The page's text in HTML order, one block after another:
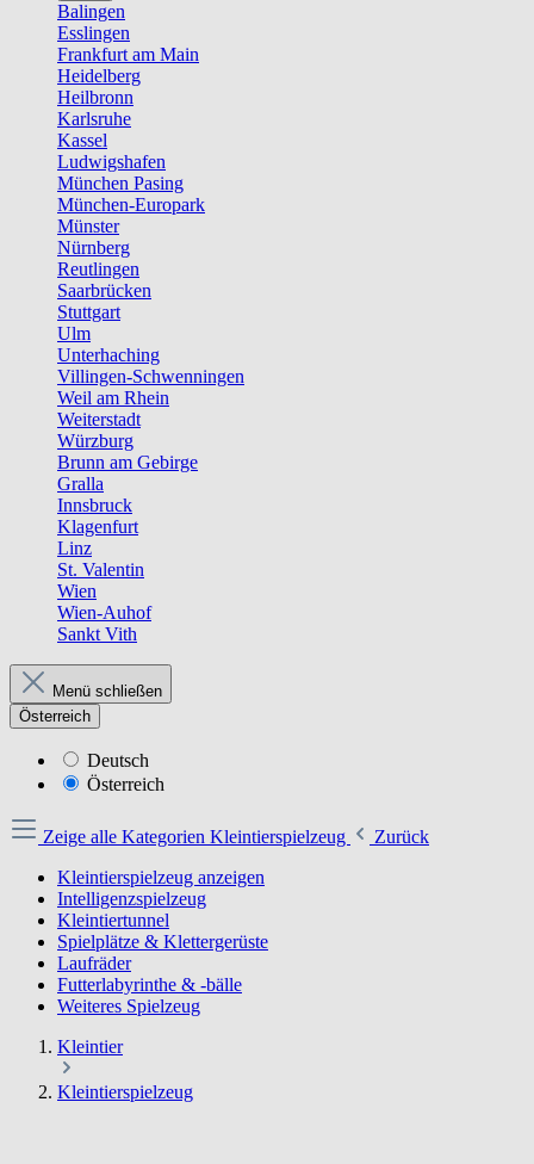
Balingen
Esslingen
Frankfurt am Main
Heidelberg
Heilbronn
Karlsruhe
Kassel
Ludwigshafen
München Pasing
München-Europark
Münster
Nürnberg
Reutlingen
Saarbrücken
Stuttgart
Ulm
Unterhaching
Villingen-Schwenningen
Weil am Rhein
Weiterstadt
Würzburg
Brunn am Gebirge
Gralla
Innsbruck
Klagenfurt
Linz
St. Valentin
Wien
Wien-Auhof
Sankt Vith
Menü schließen
Österreich
Deutsch
Österreich
Zeige alle Kategorien Kleintierspielzeug
Zurück
Kleintierspielzeug anzeigen
Intelligenzspielzeug
Kleintiertunnel
Spielplätze & Klettergerüste
Laufräder
Futterlabyrinthe & -bälle
Weiteres Spielzeug
Kleintier
Kleintierspielzeug